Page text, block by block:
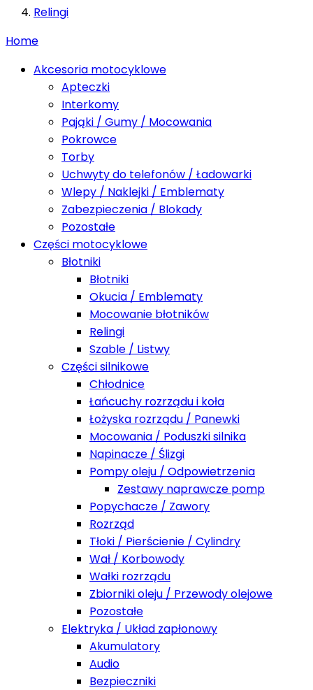
Relingi
Home
Akcesoria motocyklowe
Apteczki
Interkomy
Pająki / Gumy / Mocowania
Pokrowce
Torby
Uchwyty do telefonów / Ładowarki
Wlepy / Naklejki / Emblematy
Zabezpieczenia / Blokady
Pozostałe
Części motocyklowe
Błotniki
Błotniki
Okucia / Emblematy
Mocowanie błotników
Relingi
Szable / Listwy
Części silnikowe
Chłodnice
Łańcuchy rozrządu i koła
Łożyska rozrządu / Panewki
Mocowania / Poduszki silnika
Napinacze / Ślizgi
Pompy oleju / Odpowietrzenia
Zestawy naprawcze pomp
Popychacze / Zawory
Rozrząd
Tłoki / Pierścienie / Cylindry
Wał / Korbowody
Wałki rozrządu
Zbiorniki oleju / Przewody olejowe
Pozostałe
Elektryka / Układ zapłonowy
Akumulatory
Audio
Bezpieczniki